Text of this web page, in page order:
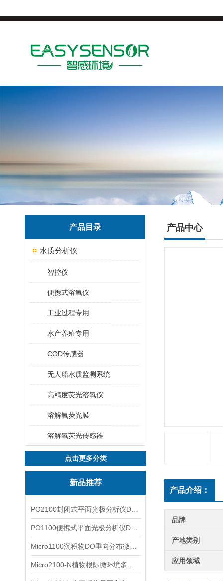
产品目录
水质分析仪
智控仪
便携式溶氧仪
工业过程专用
水产养殖专用
COD传感器
无人船水质监测系统
高精度荧光溶氧仪
溶解氧荧光膜
溶解氧荧光传感器
点击更多分类
新品推荐
产品中心
产品介绍：
品牌
产地类别
应用领域